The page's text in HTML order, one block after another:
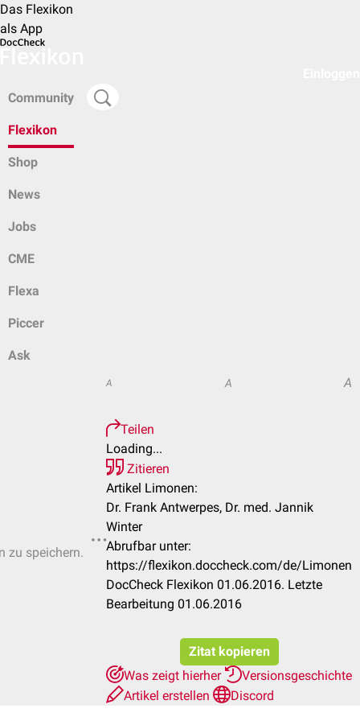
Das Flexikon
als App
Community
Flexikon
Shop
News
Jobs
CME
Flexa
Piccer
Ask
zu speichern.
A A A
Teilen
Loading...
Zitieren
Artikel Limonen:
Dr. Frank Antwerpes, Dr. med. Jannik
Winter
Abrufbar unter:
https://flexikon.doccheck.com/de/Limonen
DocCheck Flexikon 01.06.2016. Letzte
Bearbeitung 01.06.2016
Zitat kopieren
Was zeigt hierher
Versionsgeschichte
Artikel erstellen
Discord